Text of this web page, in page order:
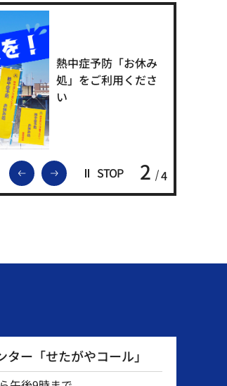
前のスライドを表示
次のスライドを表示
STOP 2 4
熱中症予防「お休み
処」をご利用くださ
い
ー「せたがやコール」